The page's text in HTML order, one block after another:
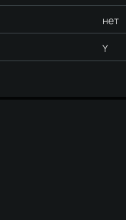
нет
Y